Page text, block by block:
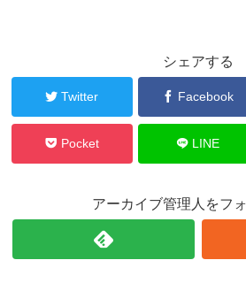
シェアする
Twitter Facebook
Pocket LINE
アーカイブ管理人をフ